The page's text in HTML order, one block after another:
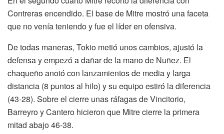
Contreras encendido. El base de Mitre mostró una faceta
que no venía teniendo y fue el líder en ofensiva.
De todas maneras, Tokio metió unos cambios, ajustó la
defensa y empezó a dañar de la mano de Nuñez. El
chaqueño anotó con lanzamientos de media y larga
distancia (8 puntos al hilo) y su equipo estiró la diferencia
(43-28). Sobre el cierre unas ráfagas de Vincitorio,
Barreyro y Cantero hicieron que Mitre cierre la primera
mitad abajo 46-38.